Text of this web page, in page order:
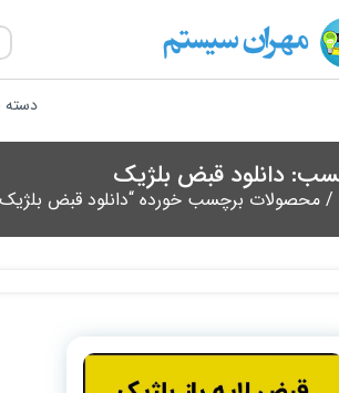
دسته
دانلود قبض بلژیک
/ محصولات برچسب خورده “دانلود قبض